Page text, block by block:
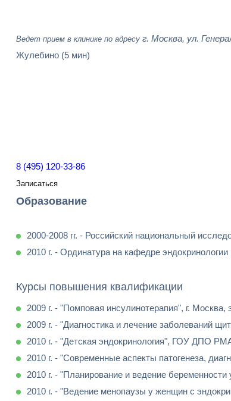
Ведет прием в клинике по адресу г. Москва, ул.
Жулебино (5 мин)
8 (495) 120-33-86
Записаться
Образование
2000-2008 гг. - Российский национальный
2010 г. - Ординатура на кафедре
Курсы повышения квалификации
2009 г. - "Помповая инсулинотерапия", г. Москва,
2009 г. - "Диагностика и лечение заболеваний
2010 г. - "Детская эндокринология", ГОУ ДПО
2010 г. - "Современные аспекты патогенеза,
2010 г. - "Планирование и ведение
2010 г. - "Ведение менопаузы у женщин с